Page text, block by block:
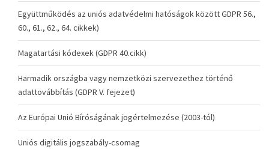
Együttműködés az uniós adatvédelmi hatóságok között GDPR 56.,
60., 61., 62., 64. cikkek)
Magatartási kódexek (GDPR 40.cikk)
Harmadik országba vagy nemzetközi szervezethez történő
adattovábbítás (GDPR V. fejezet)
Az Európai Unió Bíróságának jogértelmezése (2003-tól)
Uniós digitális jogszabály-csomag